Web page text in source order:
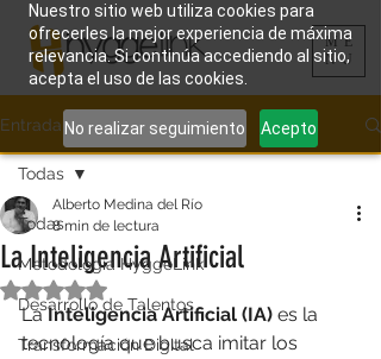
Nuestro sitio web utiliza cookies para
ofrecerles la mejor experiencia de máxima
relevancia. Si continúa accediendo al sitio,
acepta el uso de las cookies.
No realizar seguimiento Acepto
ME
NU
Entrada
Todas
Metodología HyggeLink
Desarrollo de Talentos
Transformación Digital
Todas
La Inteligencia Artificial
Alberto Medina del Río
8 min de lectura
Obtuvo NaN de 5 estrellas.
La Inteligencia Artificial (IA) es la
tecnología que busca imitar los